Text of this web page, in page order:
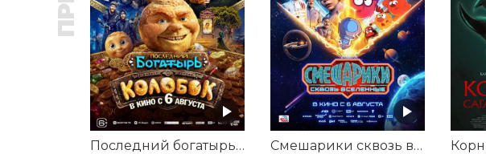
Последний богатырь. Колобок Смешарики сквозь вселенные